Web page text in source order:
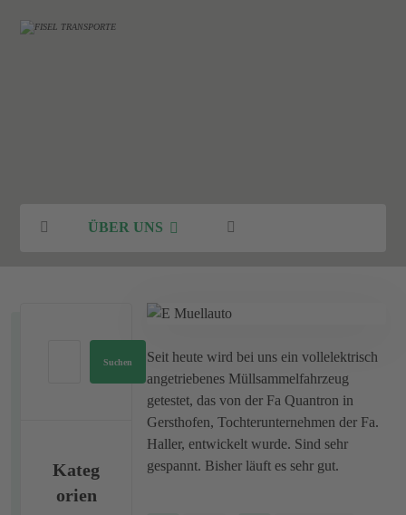
ÜBER UNS
Seit heute wird bei uns ein vollelektrisch
angetriebenes Müllsammelfahrzeug
getestet, das von der Fa Quantron in
Gersthofen, Tochterunternehmen der Fa.
Haller, entwickelt wurde. Sind sehr
gespannt. Bisher läuft es sehr gut.
Suchen
Kateg
orien